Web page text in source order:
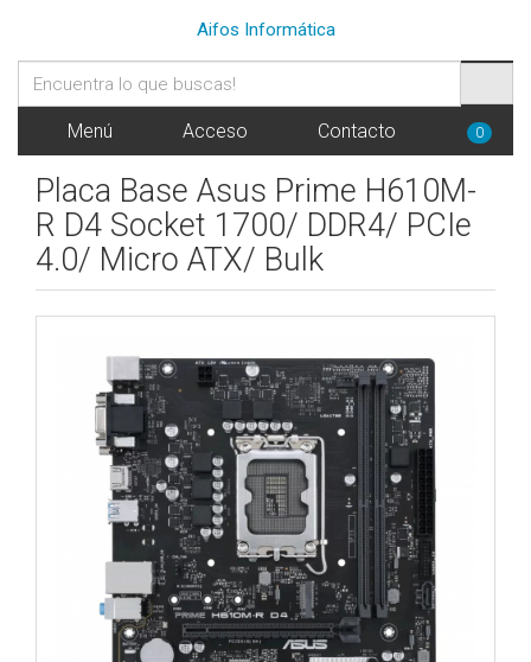
Aifos Informática
Menú Acceso Contacto 0
Placa Base Asus Prime H610M-
R D4 Socket 1700/ DDR4/ PCIe
4.0/ Micro ATX/ Bulk